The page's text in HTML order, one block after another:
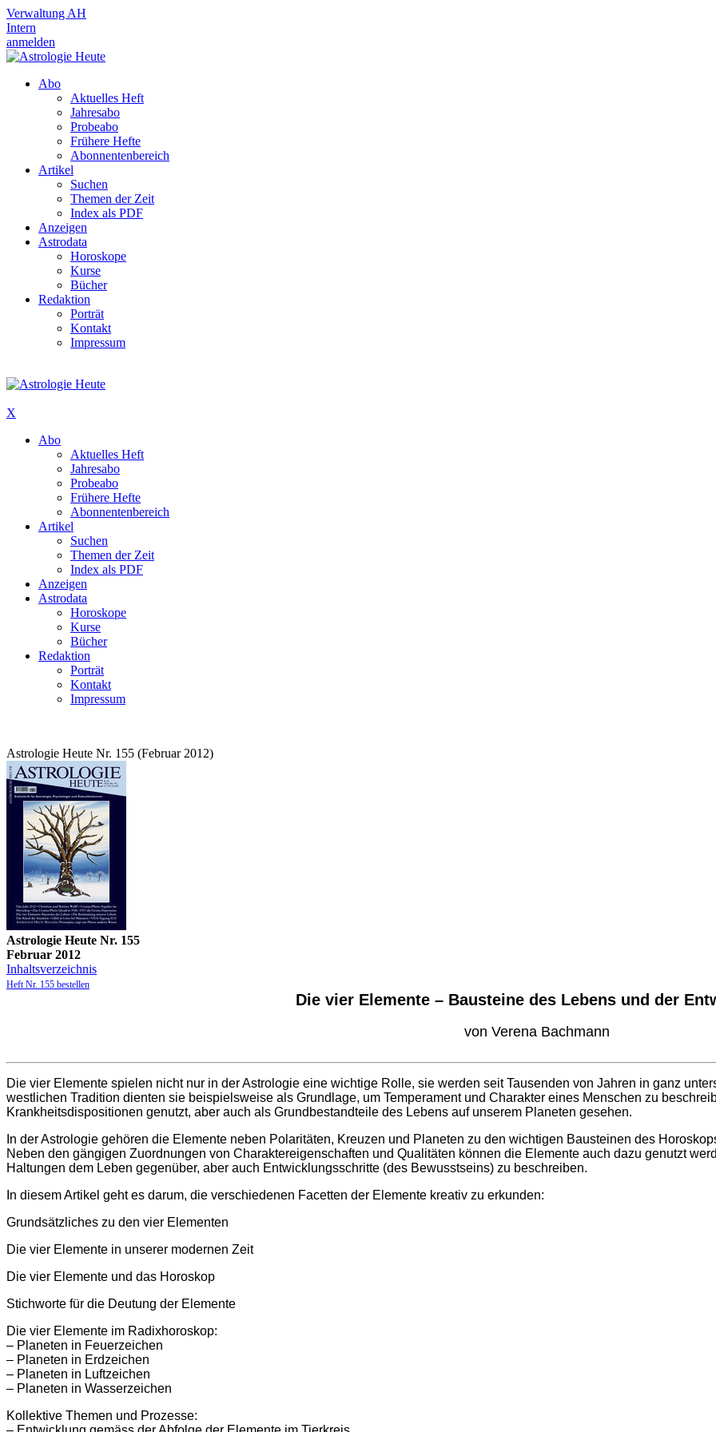
Verwaltung AH
Intern
anmelden
Abo
Aktuelles Heft
Jahresabo
Probeabo
Frühere Hefte
Abonnentenbereich
Artikel
Suchen
Themen der Zeit
Index als PDF
Anzeigen
Astrodata
Horoskope
Kurse
Bücher
Redaktion
Porträt
Kontakt
Impressum
X
Abo
Aktuelles Heft
Jahresabo
Probeabo
Frühere Hefte
Abonnentenbereich
Artikel
Suchen
Themen der Zeit
Index als PDF
Anzeigen
Astrodata
Horoskope
Kurse
Bücher
Redaktion
Porträt
Kontakt
Impressum
Astrologie Heute Nr. 155 (Februar 2012)
Astrologie Heute Nr. 155
Februar 2012
Inhaltsverzeichnis
Heft Nr. 155 bestellen
Die vier Elemente – Bausteine des Lebens und der
von Verena Bachmann
Die vier Elemente spielen nicht nur in der Astrologie eine wichtige Rolle, sie werden seit Tausenden von Jahren in ganz
westlichen Tradition dienten sie beispielsweise als Grundlage, um Temperament und Charakter eines Menschen zu
Krankheitsdispositionen genutzt, aber auch als Grundbestandteile des Lebens auf unserem Planeten gesehen.
In der Astrologie gehören die Elemente neben Polaritäten, Kreuzen und Planeten zu den wichtigen Bausteinen des
Neben den gängigen Zuordnungen von Charaktereigenschaften und Qualitäten können die Elemente auch dazu genutzt
Haltungen dem Leben gegenüber, aber auch Entwicklungsschritte (des Bewusstseins) zu beschreiben.
In diesem Artikel geht es darum, die verschiedenen Facetten der Elemente kreativ zu erkunden:
Grundsätzliches zu den vier Elementen
Die vier Elemente in unserer modernen Zeit
Die vier Elemente und das Horoskop
Stichworte für die Deutung der Elemente
Die vier Elemente im Radixhoroskop:
– Planeten in Feuerzeichen
– Planeten in Erdzeichen
– Planeten in Luftzeichen
– Planeten in Wasserzeichen
Kollektive Themen und Prozesse: